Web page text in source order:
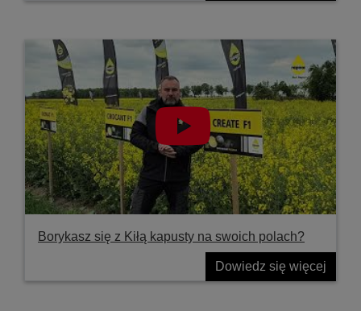
Borykasz się z Kiłą kapusty na swoich polach?
Dowiedz się więcej